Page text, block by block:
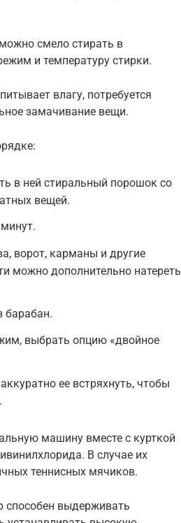
смело стирать в
и температуру стирки.
влагу, потребуется
замачивание вещи.
в ней стиральный порошок со
вещей.
ворот, карманы и другие
можно дополнительно натереть
барабан.
выбрать опцию «двойное
ее встряхнуть, чтобы
машину вместе с курткой
В случае их
теннисных мячиков.
способен выдерживать